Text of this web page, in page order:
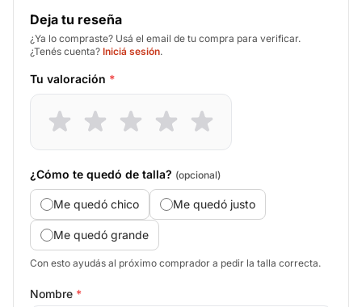
Deja tu reseña
¿Ya lo compraste? Usá el email de tu compra para verificar.
¿Tenés cuenta? Iniciá sesión.
Tu valoración *
¿Cómo te quedó de talla? (opcional)
Me quedó chico Me quedó justo
Me quedó grande
Con esto ayudás al próximo comprador a pedir la talla correcta.
Nombre *